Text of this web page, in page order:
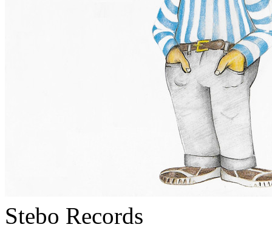
Stebo Records